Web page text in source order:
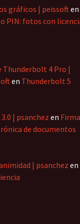
gráficos | peissoften
PIN: fotos con
Thunderbolt 4 Pro |
en Thunderbolt 5
| psanchez en Firma
de documentos
| psanchez en